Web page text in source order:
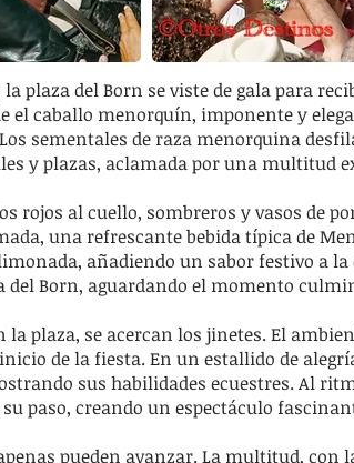
plaza del Born se viste de gala para
el caballo menorquín, imponente y
sementales de raza menorquina
y plazas, aclamada por una multitud
rojos al cuello, sombreros y vasos de
una refrescante bebida típica de
añadiendo un sabor festivo a
Born, aguardando el momento
la plaza, se acercan los jinetes. El
de la fiesta. En un estallido de
sus habilidades ecuestres. Al
paso, creando un espectáculo
pueden avanzar. La multitud, con